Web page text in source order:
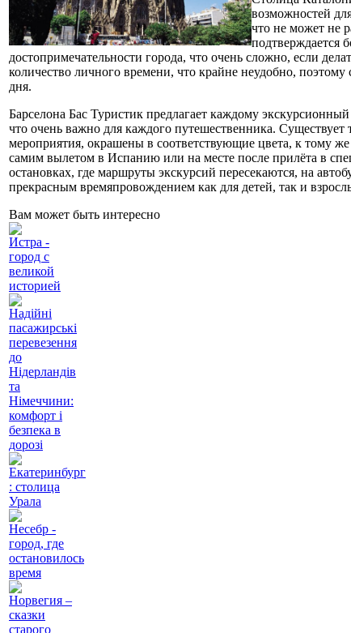
возможностей
что не может не
подтверждается
достопримечательности города, что очень сложно, если
количество личного времени, что крайне неудобно, поэтому
дня.
Барселона Бас Туристик предлагает каждому
что очень важно для каждого путешественника.
мероприятия, окрашены в соответствующие цвета, к тому
самим вылетом в Испанию или на месте после прилёта в
остановках, где маршруты экскурсий пересекаются, на
прекрасным времяпровождением как для детей, так и
Вам может быть интересно
Истра -
город с
великой
историей
Надійні
пасажирські
перевезення
до
Нідерландів
та
Німеччини:
комфорт і
безпека в
дорозі
Екатеринбург
: столица
Урала
Несебр -
город, где
остановилось
время
Норвегия –
сказки
старого